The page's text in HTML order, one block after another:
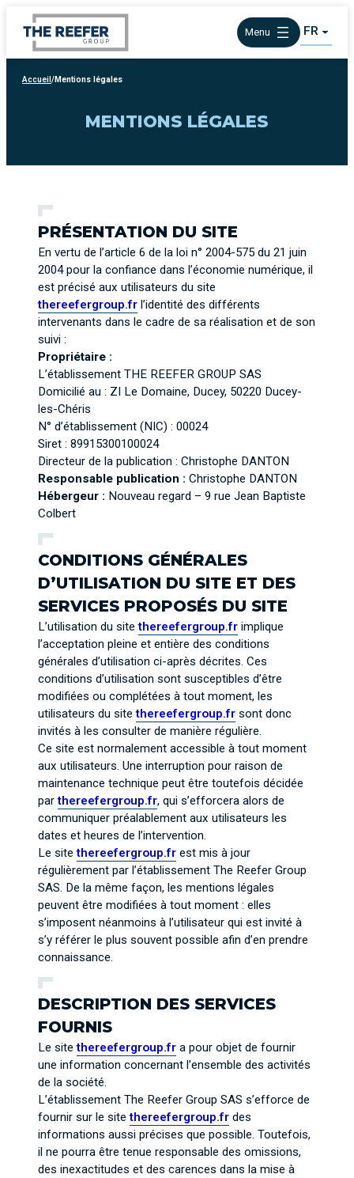
contenu
Menu FR
Accueil /Mentions légales
MENTIONS LÉGALES
PRÉSENTATION DU SITE
En vertu de l’article 6 de la loi n° 2004-575 du 21 juin
2004 pour la confiance dans l’économie numérique, il
est précisé aux utilisateurs du site
thereefergroup.fr l’identité des différents
intervenants dans le cadre de sa réalisation et de son
suivi :
Propriétaire :
L’établissement THE REEFER GROUP SAS
Domicilié au : ZI Le Domaine, Ducey, 50220 Ducey-
les-Chéris
N° d’établissement (NIC) : 00024
Siret : 89915300100024
Directeur de la publication : Christophe DANTON
Responsable publication : Christophe DANTON
Hébergeur : Nouveau regard – 9 rue Jean Baptiste
Colbert
CONDITIONS GÉNÉRALES
D’UTILISATION DU SITE ET DES
SERVICES PROPOSÉS DU SITE
L’utilisation du sitethereefergroup.fr implique
l’acceptation pleine et entière des conditions
générales d’utilisation ci-après décrites. Ces
conditions d’utilisation sont susceptibles d’être
modifiées ou complétées à tout moment, les
utilisateurs du sitethereefergroup.fr sont donc
invités à les consulter de manière régulière.
Ce site est normalement accessible à tout moment
aux utilisateurs. Une interruption pour raison de
maintenance technique peut être toutefois décidée
parthereefergroup.fr, qui s’efforcera alors de
communiquer préalablement aux utilisateurs les
dates et heures de l’intervention.
Le sitethereefergroup.fr est mis à jour
régulièrement par l’établissement The Reefer Group
SAS. De la même façon, les mentions légales
peuvent être modifiées à tout moment : elles
s’imposent néanmoins à l’utilisateur qui est invité à
s’y référer le plus souvent possible afin d’en prendre
connaissance.
DESCRIPTION DES SERVICES
FOURNIS
Le sitethereefergroup.fr a pour objet de fournir
une information concernant l’ensemble des activités
de la société.
L’établissement The Reefer Group SAS s’efforce de
fournir sur le sitethereefergroup.fr des
informations aussi précises que possible. Toutefois,
il ne pourra être tenue responsable des omissions,
des inexactitudes et des carences dans la mise à